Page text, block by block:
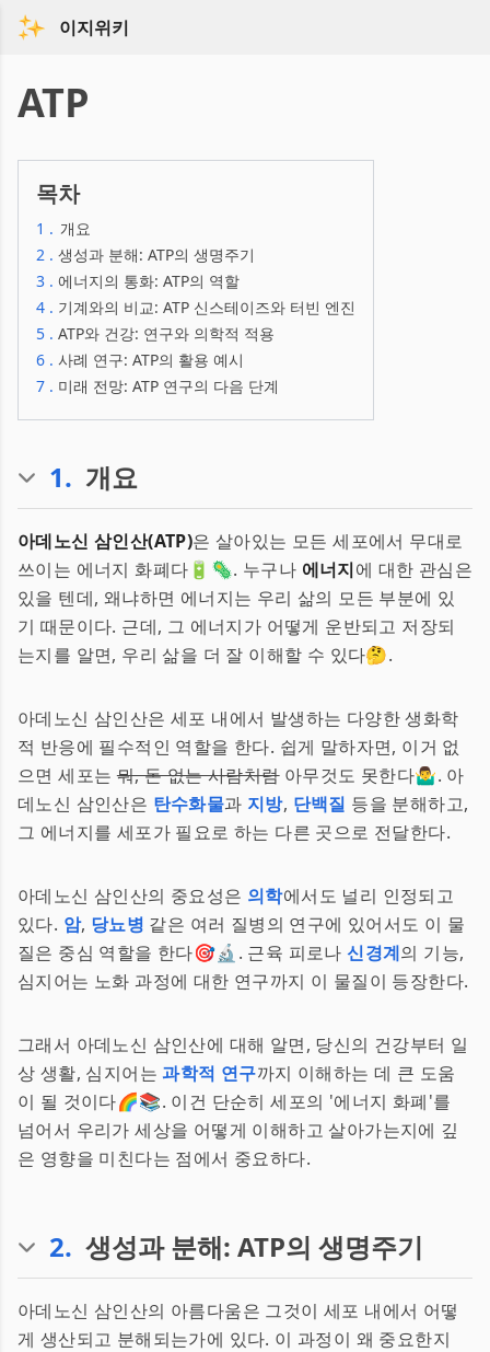
이지위키
ATP
목차
1 . 개요
2 . 생성과 분해: ATP의 생명주기
3 . 에너지의 통화: ATP의 역할
4 . 기계와의 비교: ATP 신스테이즈와 터빈 엔진
5 . ATP와 건강: 연구와 의학적 적용
6 . 사례 연구: ATP의 활용 예시
7 . 미래 전망: ATP 연구의 다음 단계
1. 개요
아데노신 삼인산(ATP)은 살아있는 모든 세포에서 무대로
쓰이는 에너지 화폐다🔋🦠. 누구나 에너지에 대한 관심은
있을 텐데, 왜냐하면 에너지는 우리 삶의 모든 부분에 있
기 때문이다. 근데, 그 에너지가 어떻게 운반되고 저장되
는지를 알면, 우리 삶을 더 잘 이해할 수 있다🤔.
아데노신 삼인산은 세포 내에서 발생하는 다양한 생화학
적 반응에 필수적인 역할을 한다. 쉽게 말하자면, 이거 없
으면 세포는뭐, 돈 없는 사람처럼아무것도 못한다🤷‍♂️. 아
데노신 삼인산은 탄수화물과 지방, 단백질 등을 분해하고,
그 에너지를 세포가 필요로 하는 다른 곳으로 전달한다.
아데노신 삼인산의 중요성은 의학에서도 널리 인정되고
있다. 암, 당뇨병 같은 여러 질병의 연구에 있어서도 이 물
질은 중심 역할을 한다🎯🔬. 근육 피로나신경계의 기능,
심지어는 노화 과정에 대한 연구까지 이 물질이 등장한다.
그래서 아데노신 삼인산에 대해 알면, 당신의 건강부터 일
상 생활, 심지어는과학적 연구까지 이해하는 데 큰 도움
이 될 것이다🌈📚. 이건 단순히 세포의 '에너지 화폐'를
넘어서 우리가 세상을 어떻게 이해하고 살아가는지에 깊
은 영향을 미친다는 점에서 중요하다.
2. 생성과 분해: ATP의 생명주기
아데노신 삼인산의 아름다움은 그것이 세포 내에서 어떻
게 생산되고 분해되는가에 있다. 이 과정이 왜 중요한지